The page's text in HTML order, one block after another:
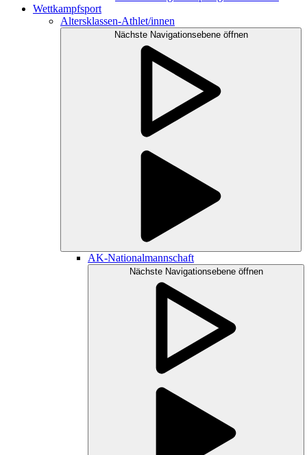
Wettkampfsport
Altersklassen-Athlet/innen
Nächste Navigationsebene öffnen
AK-Nationalmannschaft
Nächste Navigationsebene öffnen